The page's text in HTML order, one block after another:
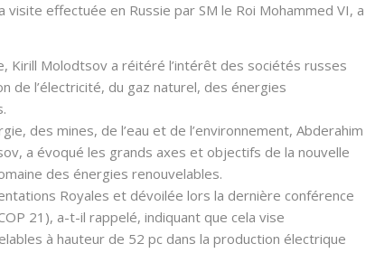
effectuée en Russie par SM le Roi Mohammed VI, a
Kirill Molodtsov a réitéré l’intérêt des sociétés russes
de l’électricité, du gaz naturel, des énergies
des mines, de l’eau et de l’environnement, Abderahim
a évoqué les grands axes et objectifs de la nouvelle
des énergies renouvelables.
Royales et dévoilée lors la dernière conférence
21), a-t-il rappelé, indiquant que cela vise
à hauteur de 52 pc dans la production électrique